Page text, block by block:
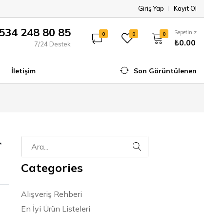
Giriş Yap Kayıt Ol
248 80 85
7/24 Destek
0 0 0 Sepetiniz
₺0.00
İletişim Son Görüntülenen
Categories
Alışveriş Rehberi
En İyi Ürün Listeleri